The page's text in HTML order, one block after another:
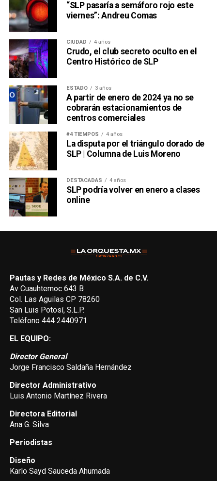
“SLP pasaría a semáforo rojo este
viernes”: Andreu Comas
CIUDAD 4 años
Crudo, el club secreto oculto en el
Centro Histórico de SLP
ESTADO 3 años
A partir de enero de 2024 ya no se
cobrarán estacionamientos de
centros comerciales
#4 TIEMPOS 4 años
La disputa por el triángulo dorado de
SLP | Columna de Luis Moreno
DESTACADAS 4 años
SLP podría volver en enero a clases
online
Pautas y Redes de México S.A. de C.V.
Av Cuauhtemoc 643 B
Col. Las Aguilas CP 78260
San Luis Potosí, S.L.P.
Teléfono 444 2440971
EL EQUIPO:
Director General
Jorge Francisco Saldaña Hernández
Director Administrativo
Luis Antonio Martínez Rivera
Directora Editorial
Ana G. Silva
Periodistas
Diseño
Karlo Sayd Sauceda Ahumada